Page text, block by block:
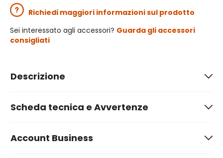
Richiedi maggiori informazioni sul prodotto
Sei interessato agli accessori? Guarda gli accessori
consigliati
Descrizione
Scheda tecnica e Avvertenze
Account Business